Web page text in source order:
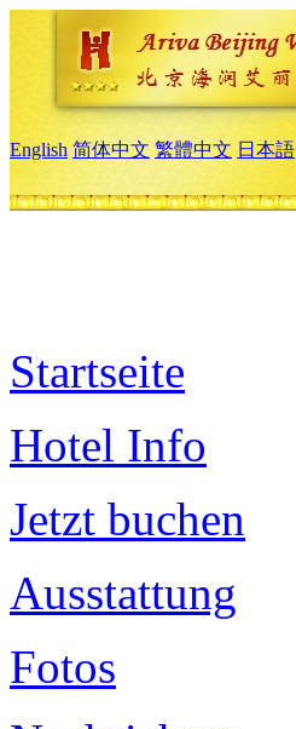
English 简体中文 繁體中文 日本語
Startseite
Hotel Info
Jetzt buchen
Ausstattung
Fotos